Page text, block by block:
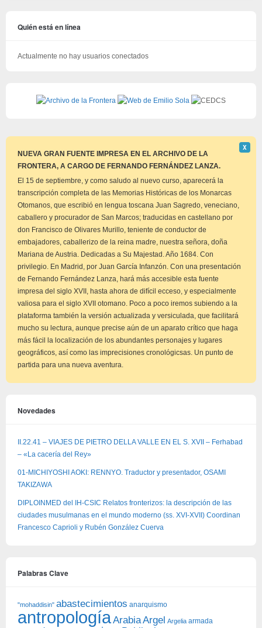
Quién está en línea
Actualmente no hay usuarios conectados
NUEVA GRAN FUENTE IMPRESA EN EL ARCHIVO DE LA
FRONTERA, A CARGO DE FERNANDO FERNÁNDEZ LANZA.
este
Χ
El 15 de septiembre, y como saludo al nuevo curso, aparecerá la
transcripción completa de las Memorias Históricas de los Monarcas
Otomanos, que escribió en lengua toscana Juan Sagredo, veneciano,
caballero y procurador de San Marcos; traducidas en castellano por
don Francisco de Olivares Murillo, teniente de conductor de
embajadores, caballerizo de la reina madre, nuestra señora, doña
Mariana de Austria. Dedicadas a Su Majestad. Año 1684. Con
privilegio. En Madrid, por Juan García Infanzón. Con una presentación
de Fernando Fernández Lanza, hará más accesible esta fuente
impresa del siglo XVII, hasta ahora de difícil ecceso, y especialmente
valiosa para el siglo XVII otomano. Poco a poco iremos subiendo a la
plataforma también la versión actualizada y versiculada, que facilitará
mucho su lectura, aunque precise aún de un aparato crítico que haga
más fácil la localización de los abundantes personajes y lugares
geográficos, así como las imprecisiones cronológicsas. Un punto de
partida para una nueva aventura.
Novedades
II.22.41 – VIAJES DE PIETRO DELLA VALLE EN EL S. XVII – Ferhabad
– «La cacería del Rey»
01-MICHIYOSHI AOKI: RENNYO. Traductor y presentador, OSAMI
TAKIZAWA
DIPLOINMED del IH-CSIC Relatos fronterizos: la descripción de las
ciudades musulmanas en el mundo moderno (ss. XVI-XVII) Coordinan
Francesco Caprioli y Rubén González Cuerva
Palabras Clave
"mohaddisin" abastecimientos anarquismo
antropología ArabiaArgel Argelia armada